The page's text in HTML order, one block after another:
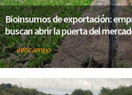
Bioinsumos de exportación:
buscan abrir la puerta del
Porinfocampo